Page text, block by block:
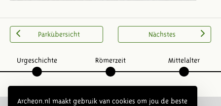
Archeon.nl maakt gebruik van cookies om jou de beste
Parkübersicht Nächstes
Urgeschichte Römerzeit Mittelalter